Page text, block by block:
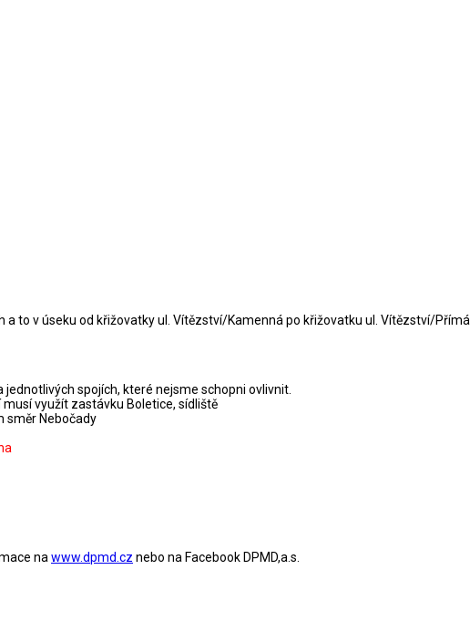
to v úseku od křižovatky ul. Vítězství/Kamenná po křižovatku ul. Vítězství/Přímá
spojích, které nejsme schopni ovlivnit.
využít zastávku Boletice, sídliště
směr Nebočady
na www.dpmd.cz nebo na Facebook DPMD,a.s.